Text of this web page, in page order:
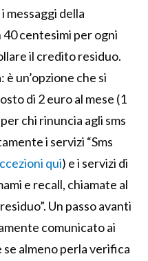
messaggi della
centesimi per ogni
il credito residuo.
un’opzione che si
di 2 euro al mese (1
chi rinuncia agli sms
i servizi “Sms
qui) e i servizi di
e recall, chiamate al
Un passo avanti
comunicato ai
almeno perla verifica